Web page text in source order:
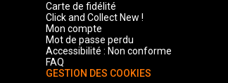
Carte de fidélité
Click and Collect New !
Mon compte
Mot de passe perdu
Accessibilité : Non conforme
FAQ
GESTION DES COOKIES